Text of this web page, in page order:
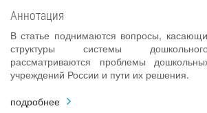
Аннотация
В статье поднимаются вопросы,
структуры системы
рассматриваются проблемы
учреждений России и пути их решения.
подробнее